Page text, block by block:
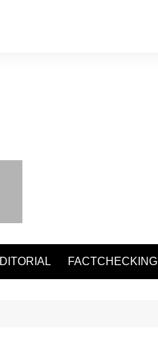
FACTCHECKING